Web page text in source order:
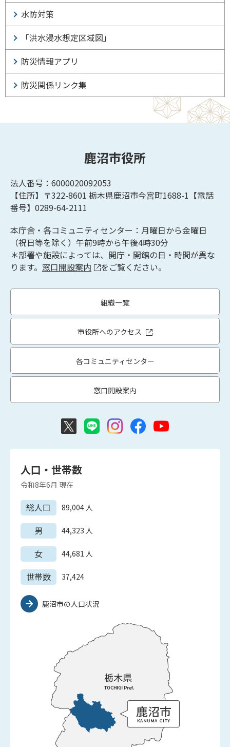
水防対策
「洪水浸水想定区域図」
防災情報アプリ
防災関係リンク集
鹿沼市役所
法人番号：6000020092053
【住所】〒322-8601 栃木県鹿沼市今宮町1688-1【電話
番号】0289-64-2111
本庁舎・各コミュニティセンター：月曜日から金曜日
（祝日等を除く）午前9時から午後4時30分
＊部署や施設によっては、開庁・開館の日・時間が異な
ります。 窓口開設案内 をご覧ください。
組織一覧
市役所へのアクセス
各コミュニティセンター
窓口開設案内
人口・世帯数
令和8年6月 現在
総人口 89,004人
男 44,323 人
女 44,681 人
世帯数 37,424
鹿沼市の人口状況